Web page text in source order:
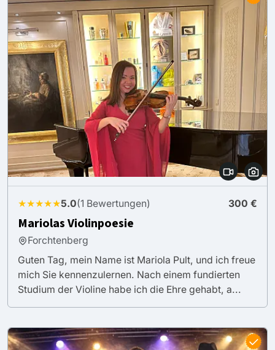
★★★★★5.0(1 Bewertungen) 300 €
Mariolas Violinpoesie
Forchtenberg
Guten Tag, mein Name ist Mariola Pult, und ich freue
mich Sie kennenzulernen. Nach einem fundierten
Studium der Violine habe ich die Ehre gehabt, a...